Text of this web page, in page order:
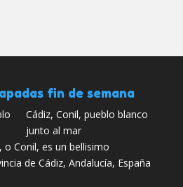
fin de semana
Cádiz, Conil, pueblo blanco
junto al mar
o Conil, es un bellisimo
de Cádiz, Andalucía, España